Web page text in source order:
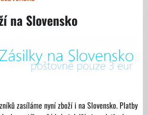
na Slovensko
zasíláme nyní zboží i na Slovensko. Platby